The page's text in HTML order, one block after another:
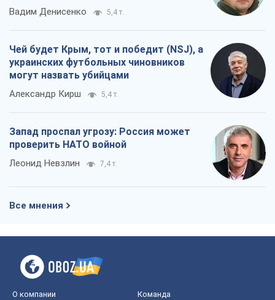
Вадим Денисенко 5,4 т.
Чей будет Крым, тот и победит (NSJ), а
украинских футбольных чиновников
могут назвать убийцами
Александр Кирш 5,4 т.
Запад проспал угрозу: Россия может
проверить НАТО войной
Леонид Невзлин 7,4 т.
Все мнения
О компании Команда